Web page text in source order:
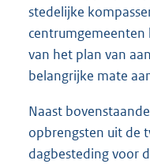
stedelijke
centrumgemeenten
van het plan van
belangrijke mate
Naast
opbrengsten uit de
dagbesteding voor